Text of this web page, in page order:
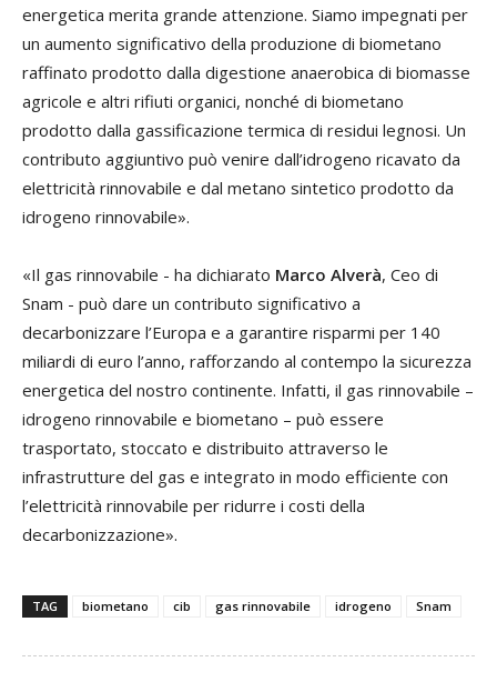
energetica merita grande attenzione. Siamo impegnati per
un aumento significativo della produzione di biometano
raffinato prodotto dalla digestione anaerobica di biomasse
agricole e altri rifiuti organici, nonché di biometano
prodotto dalla gassificazione termica di residui legnosi. Un
contributo aggiuntivo può venire dall’idrogeno ricavato da
elettricità rinnovabile e dal metano sintetico prodotto da
idrogeno rinnovabile».
«Il gas rinnovabile - ha dichiarato Marco Alverà, Ceo di
Snam - può dare un contributo significativo a
decarbonizzare l’Europa e a garantire risparmi per 140
miliardi di euro l’anno, rafforzando al contempo la sicurezza
energetica del nostro continente. Infatti, il gas rinnovabile –
idrogeno rinnovabile e biometano – può essere
trasportato, stoccato e distribuito attraverso le
infrastrutture del gas e integrato in modo efficiente con
l’elettricità rinnovabile per ridurre i costi della
decarbonizzazione».
TAG biometano cib gas rinnovabile idrogeno Snam